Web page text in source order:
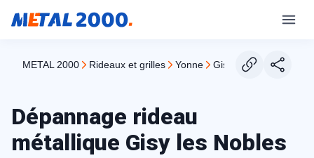
METAL 2000 rideaux et grilles yonne gisy les nobles
Dépannage rideau
métallique Gisy les Nobles